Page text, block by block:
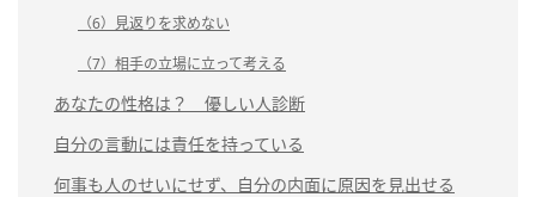
（6）見返りを求めない
（7）相手の立場に立って考える
あなたの性格は？ 優しい人診断
自分の言動には責任を持っている
何事も人のせいにせず、自分の内面に原因を見出せる